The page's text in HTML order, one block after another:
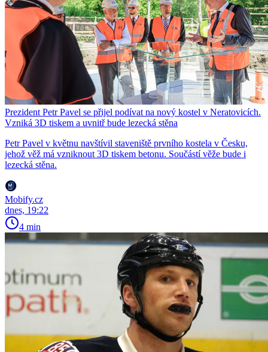
Prezident Petr Pavel se přijel podívat na nový kostel v Neratovicích.
Vzniká 3D tiskem a uvnitř bude lezecká stěna
Petr Pavel v květnu navštívil staveniště prvního kostela v Česku,
jehož věž má vzniknout 3D tiskem betonu. Součástí věže bude i
lezecká stěna.
Mobify.cz
dnes, 19:22
4 min